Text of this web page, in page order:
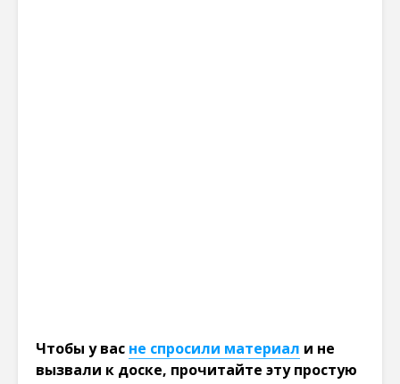
Чтобы у вас не спросили материал и не
вызвали к доске, прочитайте эту простую